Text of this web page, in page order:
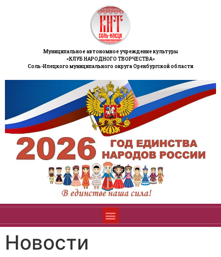
Муниципальное автономное учреждение культуры
«КЛУБ НАРОДНОГО ТВОРЧЕСТВА»
Соль-Илецкого муниципального округа Оренбургской области
Новости